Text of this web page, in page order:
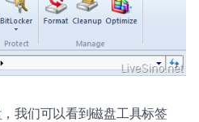
我们可以看到磁盘工具标签